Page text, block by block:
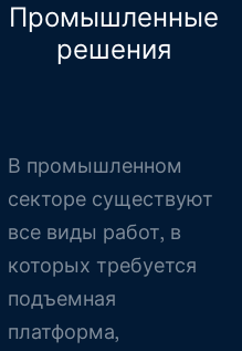
Промышленные
решения
В промышленном
секторе существуют
все виды работ, в
которых требуется
подъемная
платформа,